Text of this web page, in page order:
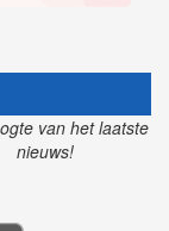
van het laatste
nieuws!